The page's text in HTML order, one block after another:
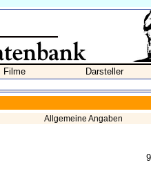
Filme Darsteller
Allgemeine Angaben